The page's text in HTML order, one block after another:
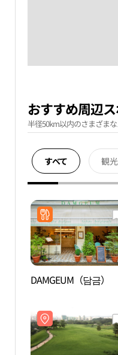
おすすめ周辺
半径50km以内のさまざま
すべて 観
DAMGEUM（담금）